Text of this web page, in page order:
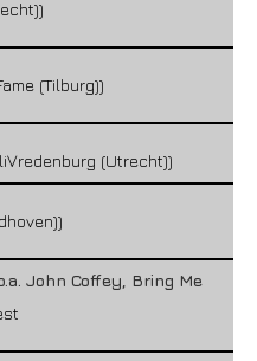
(Tilburg))
(Utrecht))
John Coffey, Bring Me